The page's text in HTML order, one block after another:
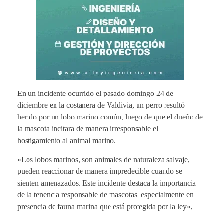
En un incidente ocurrido el pasado domingo 24 de
diciembre en la costanera de Valdivia, un perro resultó
herido por un lobo marino común, luego de que el dueño de
la mascota incitara de manera irresponsable el
hostigamiento al animal marino.
«Los lobos marinos, son animales de naturaleza salvaje,
pueden reaccionar de manera impredecible cuando se
sienten amenazados. Este incidente destaca la importancia
de la tenencia responsable de mascotas, especialmente en
presencia de fauna marina que está protegida por la ley»,